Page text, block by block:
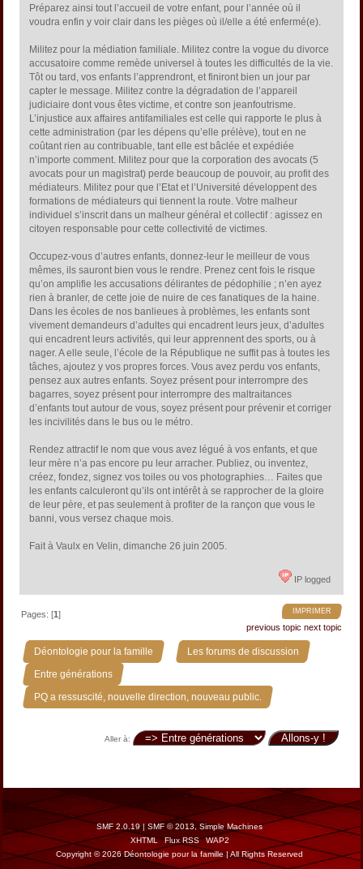
Préparez ainsi tout l’accueil de votre enfant, pour l’année où il
voudra enfin y voir clair dans les pièges où il/elle a été enfermé(e).
Militez pour la médiation familiale. Militez contre la vogue du divorce
accusatoire comme remède universel à toutes les difficultés de la vie.
Tôt ou tard, vos enfants l’apprendront, et finiront bien un jour par
capter le message. Militez contre la dégradation de l’appareil
judiciaire dont vous êtes victime, et contre son jeanfoutrisme.
L’injustice aux affaires antifamiliales est celle qui rapporte le plus à
cette administration (par les dépens qu’elle prélève), tout en ne
coûtant rien au contribuable, tant elle est bâclée et expédiée
n’importe comment. Militez pour que la corporation des avocats (5
avocats pour un magistrat) perde beaucoup de pouvoir, au profit des
médiateurs. Militez pour que l’Etat et l’Université développent des
formations de médiateurs qui tiennent la route. Votre malheur
individuel s’inscrit dans un malheur général et collectif : agissez en
citoyen responsable pour cette collectivité de victimes.
Occupez-vous d’autres enfants, donnez-leur le meilleur de vous
mêmes, ils sauront bien vous le rendre. Prenez cent fois le risque
qu’on amplifie les accusations délirantes de pédophilie ; n’en ayez
rien à branler, de cette joie de nuire de ces fanatiques de la haine.
Dans les écoles de nos banlieues à problèmes, les enfants sont
vivement demandeurs d’adultes qui encadrent leurs jeux, d’adultes
qui encadrent leurs activités, qui leur apprennent des sports, ou à
nager. A elle seule, l’école de la République ne suffit pas à toutes les
tâches, ajoutez y vos propres forces. Vous avez perdu vos enfants,
pensez aux autres enfants. Soyez présent pour interrompre des
bagarres, soyez présent pour interrompre des maltraitances
d’enfants tout autour de vous, soyez présent pour prévenir et corriger
les incivilités dans le bus ou le métro.
Rendez attractif le nom que vous avez légué à vos enfants, et que
leur mère n’a pas encore pu leur arracher. Publiez, ou inventez,
créez, fondez, signez vos toiles ou vos photographies… Faites que
les enfants calculeront qu’ils ont intérêt à se rapprocher de la gloire
de leur père, et pas seulement à profiter de la rançon que vous le
banni, vous versez chaque mois.
Fait à Vaulx en Velin, dimanche 26 juin 2005.
IP logged
IMPRIMER
Pages: [1]
previous topic next topic
Déontologie pour la famille » Les forums de discussion »
Entre générations »
PQ a ressuscité, nouvelle direction, nouveau public.
Aller à:
SMF 2.0.19|SMF © 2013, Simple Machines
XHTML
Flux RSS
WAP2
Copyright © 2026 Déontologie pour la famille | All Rights Reserved